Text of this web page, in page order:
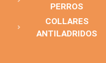
PERROS
COLLARES
ANTILADRIDOS